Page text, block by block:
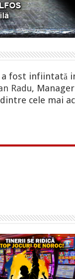
a fost infiintată
Radu,
cele mai